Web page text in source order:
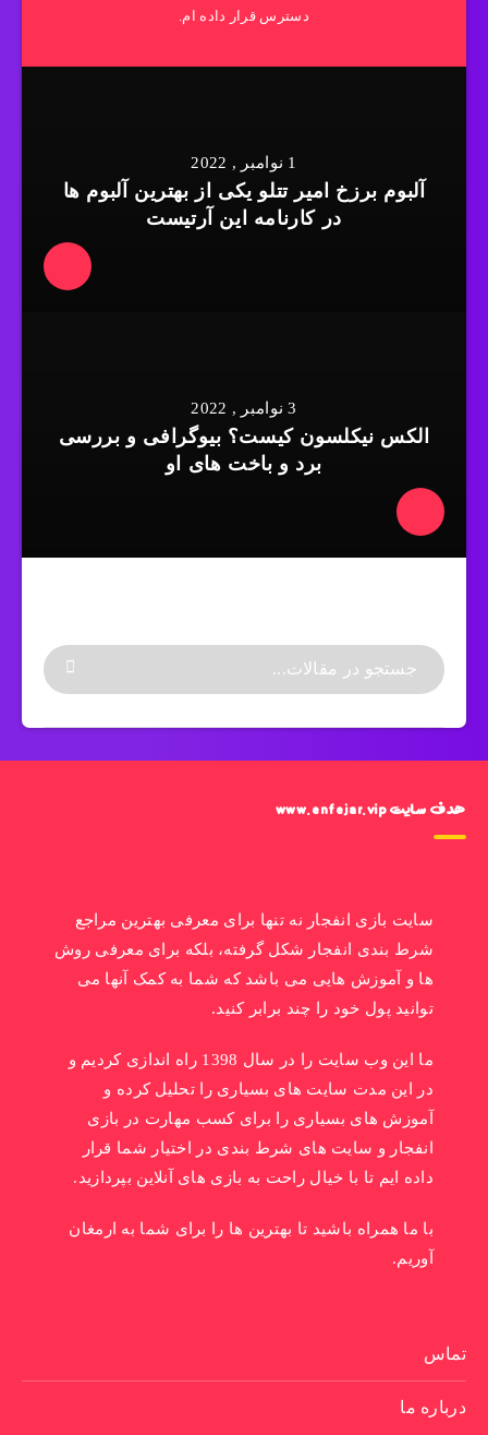
دسترس قرار داده ام.
1 نوامبر , 2022
آلبوم برزخ امیر تتلو یکی از بهترین آلبوم ها
در کارنامه این آرتیست
3 نوامبر , 2022
الکس نیکلسون کیست؟ بیوگرافی و بررسی
برد و باخت های او
هدف سایت www.enfejar.vip
سایت بازی انفجار نه تنها برای معرفی بهترین مراجع
شرط بندی انفجار شکل گرفته، بلکه برای معرفی روش
ها و آموزش هایی می باشد که شما به کمک آنها می
توانید پول خود را چند برابر کنید.
ما این وب سایت را در سال 1398 راه اندازی کردیم و
در این مدت سایت های بسیاری را تحلیل کرده و
آموزش های بسیاری را برای کسب مهارت در بازی
انفجار و سایت های شرط بندی در اختیار شما قرار
داده ایم تا با خیال راحت به بازی های آنلاین بپردازید.
با ما همراه باشید تا بهترین ها را برای شما به ارمغان
آوریم.
تماس
درباره ما